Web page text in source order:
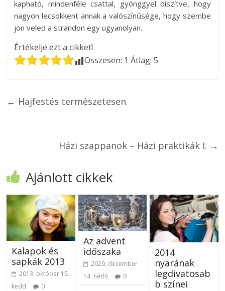
kapható, mindenféle csattal, gyönggyel díszítve, hogy
nagyon lecsökkent annak a valószínűsége, hogy szembe
jön veled a strandon egy ugyanolyan.
Értékelje ezt a cikket!
Összesen: 1 Átlag:5
← Hajfestés természetesen
Házi szappanok – Házi praktikák I. →
Ajánlott cikkek
Kalapok és
sapkák 2013
2013. október 15.
kedd
0
Az advent
időszaka
2020. december
14. hétfő
0
2014
nyarának
legdivatosab
b színei